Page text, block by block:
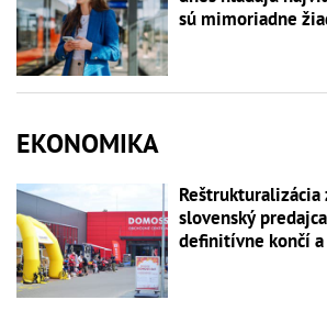
sú mimoriadne
EKONOMIKA
Reštrukturalizácia
slovenský
definitívne končí